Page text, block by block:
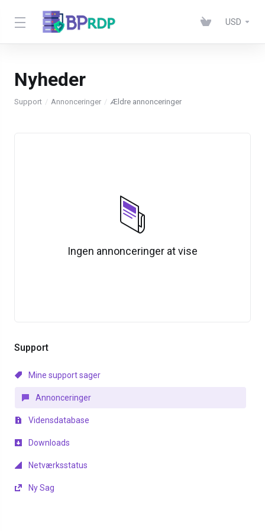
USD
Nyheder
Support Annonceringer Ældre annonceringer
Support
Mine support sager
Annonceringer
Vidensdatabase
Downloads
Netværksstatus
Ny Sag
Ingen annonceringer at vise